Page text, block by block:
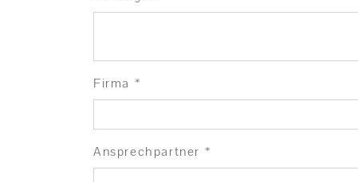
Firma *
Ansprechpartner *